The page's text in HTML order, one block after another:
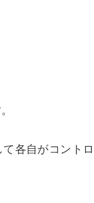
て各自がコントロ